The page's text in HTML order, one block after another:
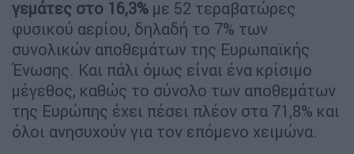
γεμάτες στο 16,3% με 52 τεραβατώρες
φυσικού αερίου, δηλαδή το 7% των
συνολικών αποθεμάτων της Ευρωπαϊκής
Ένωσης. Και πάλι όμως είναι ένα κρίσιμο
μέγεθος, καθώς το σύνολο των αποθεμάτων
της Ευρώπης έχει πέσει πλέον στα 71,8% και
όλοι ανησυχούν για τον επόμενο χειμώνα.